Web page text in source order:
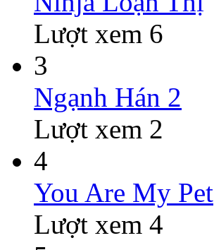
Lượt xem 6
3
Ngạnh Hán 2
Lượt xem 2
4
You Are My Pet
Lượt xem 4